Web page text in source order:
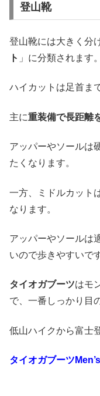
登山靴
登山靴には大きく分
ト 」に分類されます。
ハイカットは足首ま
主に重装備で長距離
アッパーやソールは
たくなります。
一方、ミドルカット
なります。
アッパーやソールは
いので歩きやすいで
タイオガブーツはモ
で、一番しっかり目
低山ハイクから富士
タイオガブーツ Men’s